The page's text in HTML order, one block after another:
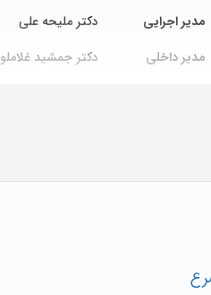
مدیر اجرایی
دکتر ملیحه علی
مدیر داخلی
دکتر جمشید غلاملو
دفتر مجله - اتاق 413